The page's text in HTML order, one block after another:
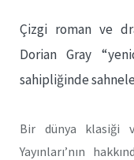
Çizgi roman ve
Dorian Gray
sahipliğinde
Bir dünya klasiği
Yayınları’nın